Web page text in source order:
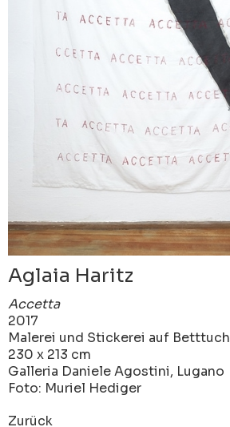
Aglaia Haritz
Accetta
2017
Malerei und Stickerei auf Betttuch
230 x 213 cm
Galleria Daniele Agostini, Lugano
Foto: Muriel Hediger
Zurück